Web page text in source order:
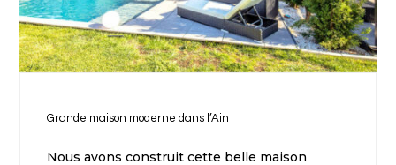
Grande maison moderne dans l’Ain
Nous avons construit cette belle maison